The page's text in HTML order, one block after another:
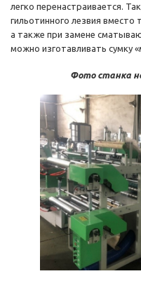
легко перенастраивается.
гильотинного лезвия
а также при замене
можно изготавливать сумку
Фото станка